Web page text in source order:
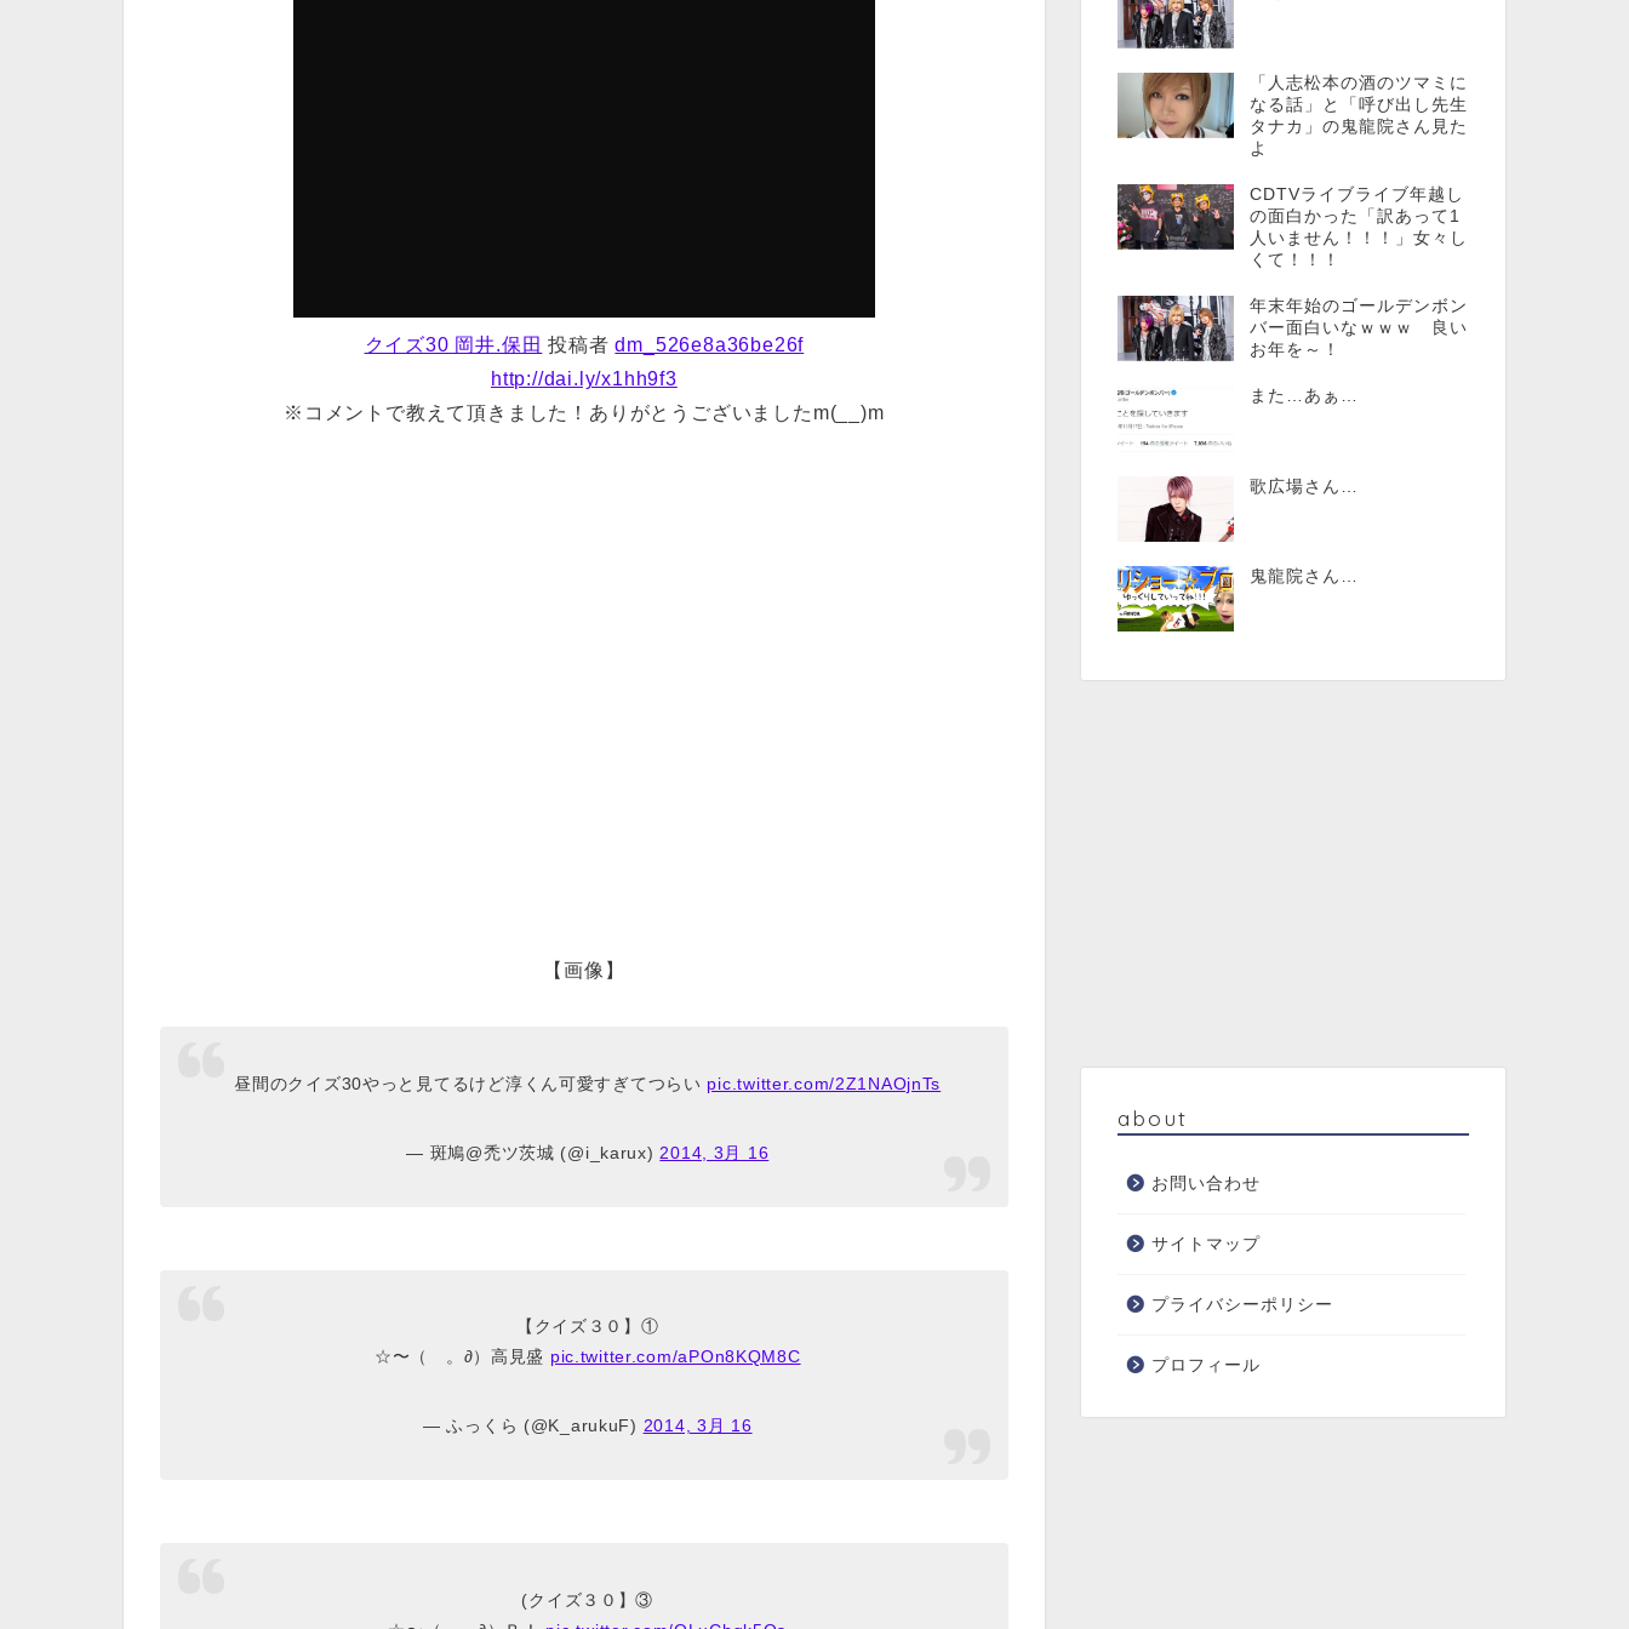
クイズ30 岡井.保田 投稿者dm_526e8a36be26f
http://dai.ly/x1hh9f3
※コメントで教えて頂きました！ありがとうございましたm(__)m
【画像】
昼間のクイズ30やっと見てるけど淳くん可愛すぎてつらい pic.twitter.com/2Z1NAOjnTs
— 斑鳩@禿ツ茨城 (@i_karux) 2014, 3月 16
【クイズ３０】①
☆〜（ゝ。∂）高見盛 pic.twitter.com/aPOn8KQM8C
— ふっくら (@K_arukuF) 2014, 3月 16
(クイズ３０】③
「人志松本の酒のツマミに
なる話」と「呼び出し先生
タナカ」の鬼龍院さん見た
よ
CDTVライブライブ年越し
の面白かった「訳あって1
人いません！！！」女々し
くて！！！
年末年始のゴールデンボン
バー面白いなｗｗｗ 良い
お年を～！
また…あぁ…
歌広場さん…
鬼龍院さん…
about
お問い合わせ
サイトマップ
プライバシーポリシー
プロフィール